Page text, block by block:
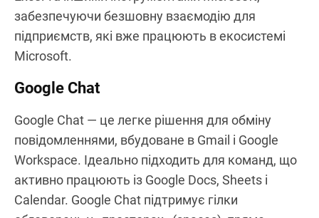
використовують Microsoft 365. Microsoft Teams
поєднує миттєві повідомлення з можливістю
спільної роботи над файлами через SharePoint і
каналах або приватних чатах, підтримується
гілок. Teams тісно інтегрується з Outlook, Word,
Excel та іншими інструментами Microsoft,
забезпечуючи безшовну взаємодію для
підприємств, які вже працюють в екосистемі
Microsoft.